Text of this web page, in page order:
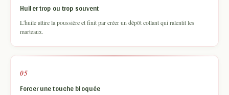
Huiler trop ou trop souvent
L'huile attire la poussière et finit par créer un dépôt collant qui ralentit les
marteaux.
05
Forcer une touche bloquée